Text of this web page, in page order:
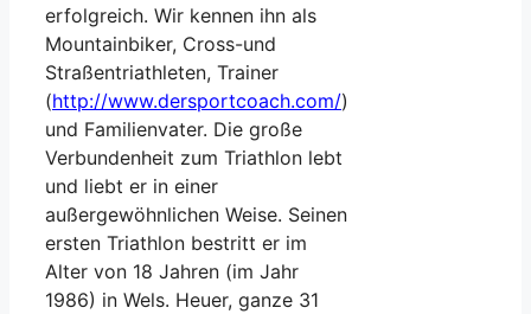
erfolgreich. Wir kennen ihn als
Mountainbiker, Cross-und
Straßentriathleten, Trainer
(http://www.dersportcoach.com/)
und Familienvater. Die große
Verbundenheit zum Triathlon lebt
und liebt er in einer
außergewöhnlichen Weise. Seinen
ersten Triathlon bestritt er im
Alter von 18 Jahren (im Jahr
1986) in Wels. Heuer, ganze 31